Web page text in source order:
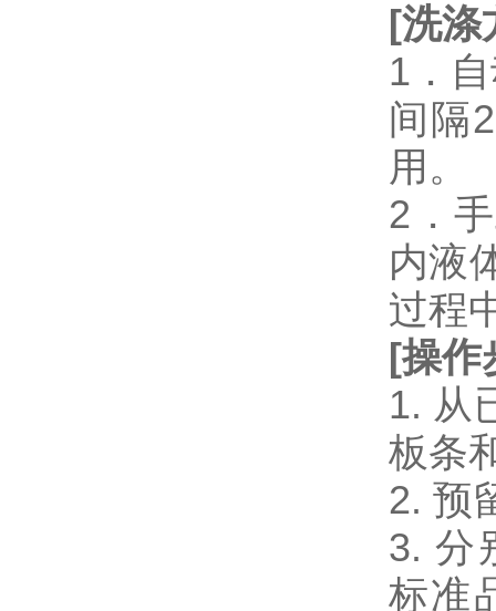
[洗涤
1．
间隔
用。
2．
内液
过程
[操作
1. 从
板条
2. 预
3. 分
标准